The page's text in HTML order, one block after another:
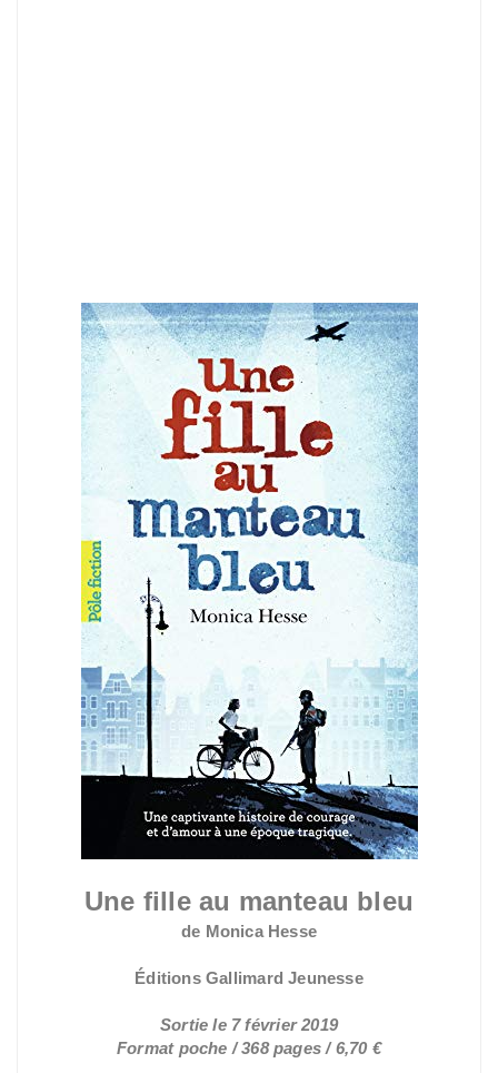
Une fille au manteau bleu
de Monica Hesse
Éditions Gallimard Jeunesse
Sortie le 7 février 2019
Format poche / 368 pages / 6,70 €